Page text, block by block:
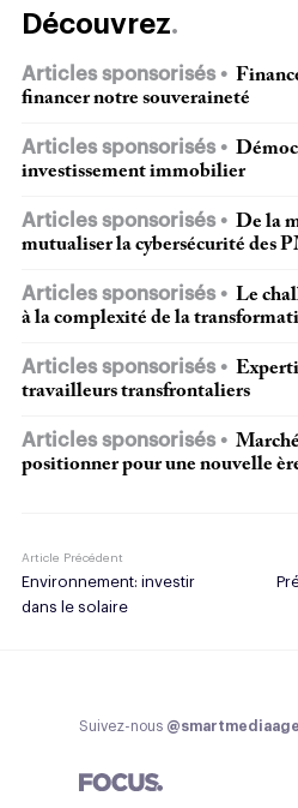
Découvrez
Articles sponsorisés
financer notre souveraineté
Articles sponsorisés
investissement immobilier
Articles sponsorisés
De la
mutualiser la cybersécurité des
Articles sponsorisés
Le
à la complexité de la
Articles sponsorisés
travailleurs transfrontaliers
Articles sponsorisés
positionner pour une nouvelle
Article Précédent
Environnement: investir
dans le solaire
Suivez-nous